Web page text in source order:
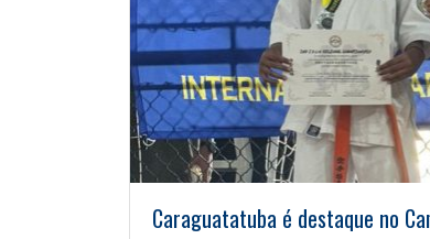
Caraguatatuba é destaque no